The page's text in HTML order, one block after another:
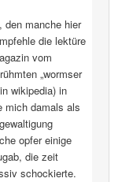
den manche hier
die lektüre
vom
„wormser
wikipedia) in
mich damals als
opfer einige
die zeit
schockierte.